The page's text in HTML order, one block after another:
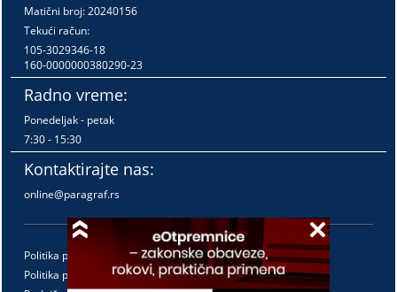
Matični broj: 20240156
Tekući račun:
105-3029346-18
160-0000000380290-23
Radno vreme:
Ponedeljak - petak
7:30 - 15:30
Kontaktirajte nas:
online@paragraf.rs
Politika privatnosti
Politika pružanja usluga